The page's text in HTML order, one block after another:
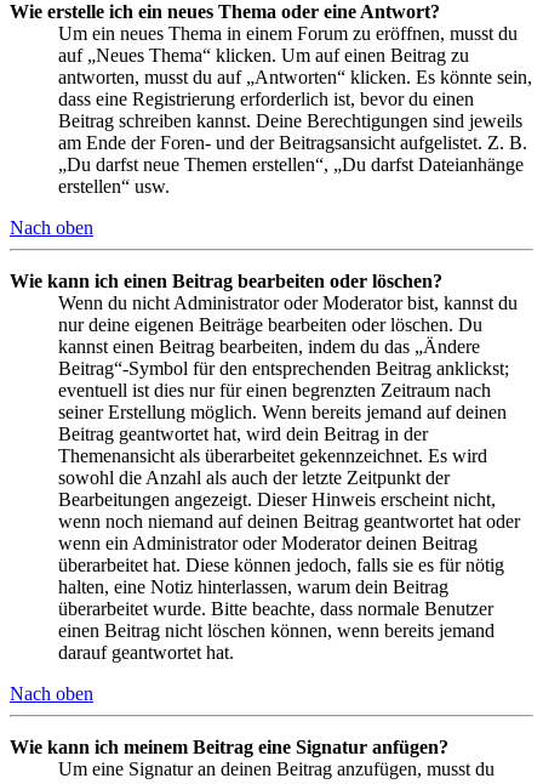
Wie erstelle ich ein neues Thema oder eine Antwort?
Um ein neues Thema in einem Forum zu eröffnen, musst du
auf „Neues Thema“ klicken. Um auf einen Beitrag zu
antworten, musst du auf „Antworten“ klicken. Es könnte sein,
dass eine Registrierung erforderlich ist, bevor du einen
Beitrag schreiben kannst. Deine Berechtigungen sind jeweils
am Ende der Foren- und der Beitragsansicht aufgelistet. Z. B.
„Du darfst neue Themen erstellen“, „Du darfst Dateianhänge
erstellen“ usw.
Nach oben
Wie kann ich einen Beitrag bearbeiten oder löschen?
Wenn du nicht Administrator oder Moderator bist, kannst du
nur deine eigenen Beiträge bearbeiten oder löschen. Du
kannst einen Beitrag bearbeiten, indem du das „Ändere
Beitrag“-Symbol für den entsprechenden Beitrag anklickst;
eventuell ist dies nur für einen begrenzten Zeitraum nach
seiner Erstellung möglich. Wenn bereits jemand auf deinen
Beitrag geantwortet hat, wird dein Beitrag in der
Themenansicht als überarbeitet gekennzeichnet. Es wird
sowohl die Anzahl als auch der letzte Zeitpunkt der
Bearbeitungen angezeigt. Dieser Hinweis erscheint nicht,
wenn noch niemand auf deinen Beitrag geantwortet hat oder
wenn ein Administrator oder Moderator deinen Beitrag
überarbeitet hat. Diese können jedoch, falls sie es für nötig
halten, eine Notiz hinterlassen, warum dein Beitrag
überarbeitet wurde. Bitte beachte, dass normale Benutzer
einen Beitrag nicht löschen können, wenn bereits jemand
darauf geantwortet hat.
Nach oben
Wie kann ich meinem Beitrag eine Signatur anfügen?
Um eine Signatur an deinen Beitrag anzufügen, musst du